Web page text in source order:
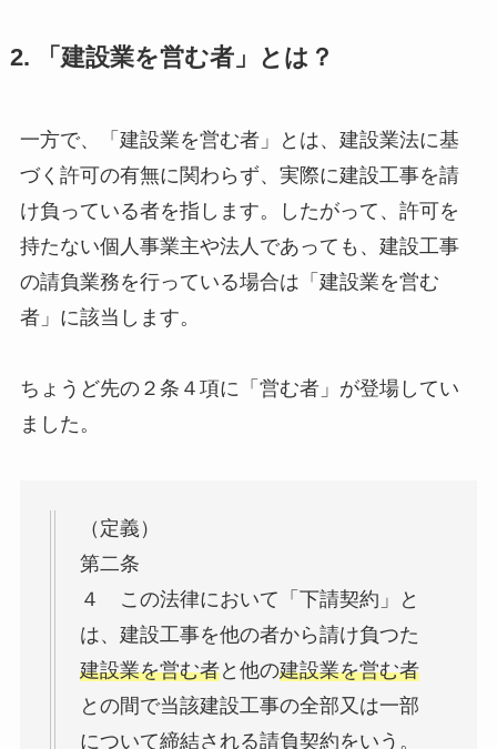
2. 「建設業を営む者」とは？
一方で、「建設業を営む者」とは、建設業法に基
づく許可の有無に関わらず、実際に建設工事を請
け負っている者を指します。したがって、許可を
持たない個人事業主や法人であっても、建設工事
の請負業務を行っている場合は「建設業を営む
者」に該当します。
ちょうど先の２条４項に「営む者」が登場してい
ました。
（定義）
第二条
４ この法律において「下請契約」と
は、建設工事を他の者から請け負つた
建設業を営む者と他の建設業を営む者
との間で当該建設工事の全部又は一部
について締結される請負契約をいう。